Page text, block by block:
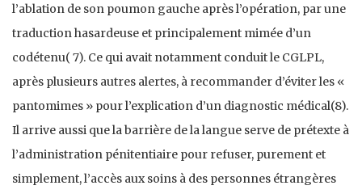
l’ablation de son poumon gauche après l’opération, par une
traduction hasardeuse et principalement mimée d’un
codétenu( 7). Ce qui avait notamment conduit le CGLPL,
après plusieurs autres alertes, à recommander d’éviter les «
pantomimes » pour l’explication d’un diagnostic médical(8).
Il arrive aussi que la barrière de la langue serve de prétexte à
l’administration pénitentiaire pour refuser, purement et
simplement, l’accès aux soins à des personnes étrangères